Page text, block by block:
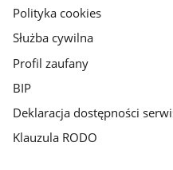
Polityka cookies
Służba cywilna
Profil zaufany
BIP
Deklaracja dostępności
Klauzula RODO